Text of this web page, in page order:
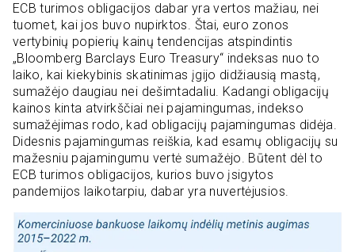
ECB turimos obligacijos dabar yra vertos mažiau, nei
tuomet, kai jos buvo nupirktos. Štai, euro zonos
vertybinių popierių kainų tendencijas atspindintis
„Bloomberg Barclays Euro Treasury“ indeksas nuo to
laiko, kai kiekybinis skatinimas įgijo didžiausią mastą,
sumažėjo daugiau nei dešimtadaliu. Kadangi obligacijų
kainos kinta atvirkščiai nei pajamingumas, indekso
sumažėjimas rodo, kad obligacijų pajamingumas didėja.
Didesnis pajamingumas reiškia, kad esamų obligacijų su
mažesniu pajamingumu vertė sumažėjo. Būtent dėl to
ECB turimos obligacijos, kurios buvo įsigytos
pandemijos laikotarpiu, dabar yra nuvertėjusios.